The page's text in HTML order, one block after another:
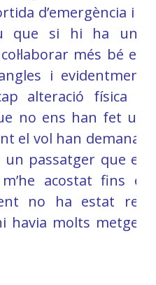
d’emergència i li
que si hi ha una
més bé en
i evidentment
alteració física o
no ens han fet un
el vol han demanat
passatger que es
acostat fins el
no ha estat res
molts metges